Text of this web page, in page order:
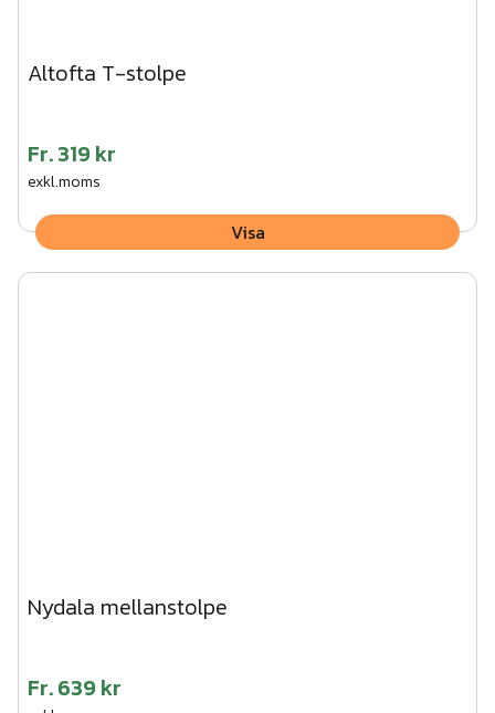
Altofta T-stolpe
Fr.319 kr
exkl.moms
Visa
Nydala mellanstolpe
Fr.639 kr